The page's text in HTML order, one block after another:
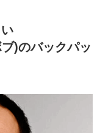
)のバックパッ